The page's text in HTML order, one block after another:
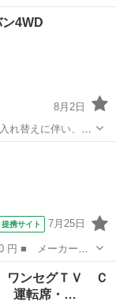
4WD
8月2日
売買となりますの
させていただき
提携サイト 7月25日
： Ｅ ■ 排気
■ 店舗PR...
ワンセグＴＶ Ｃ
運転席・…